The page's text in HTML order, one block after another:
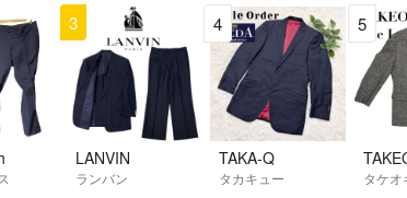
3
LANVIN
ランバン
4
TAKA-Q
タカキュー
5
タケオ